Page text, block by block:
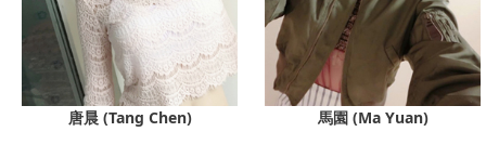
唐晨 (Tang Chen) 馬園 (Ma Yuan)